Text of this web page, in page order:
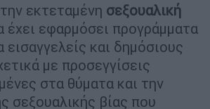
εκτεταμένη σεξουαλική
έχει εφαρμόσει προγράμματα
εισαγγελείς και δημόσιους
με προσεγγίσεις
στα θύματα και την
σεξουαλικής βίας που